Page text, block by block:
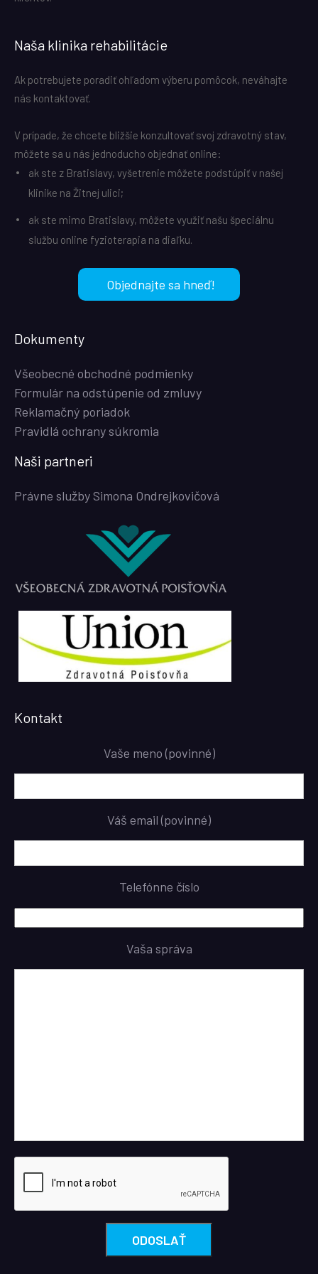
Naša klinika rehabilitácie
Ak potrebujete poradiť ohľadom výberu pomôcok, neváhajte
nás kontaktovať.
V prípade, že chcete bližšie konzultovať svoj zdravotný stav,
môžete sa u nás jednoducho objednať online:
ak ste z Bratislavy, vyšetrenie môžete podstúpiť v našej
klinike na Žitnej ulici;
ak ste mimo Bratislavy, môžete využiť našu špeciálnu
službu online fyzioterapia na diaľku.
Objednajte sa hneď!
Dokumenty
Všeobecné obchodné podmienky
Formulár na odstúpenie od zmluvy
Reklamačný poriadok
Pravidlá ochrany súkromia
Naši partneri
Právne služby Simona Ondrejkovičová
Kontakt
Vaše meno (povinné)
Váš email (povinné)
Telefónne číslo
Vaša správa